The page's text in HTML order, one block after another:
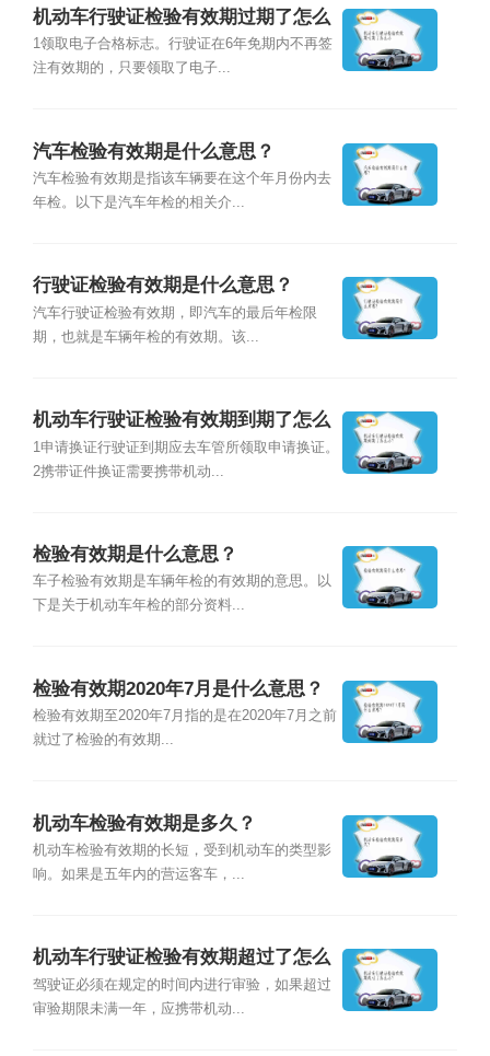
机动车行驶证检验有效期过期了怎么
办
1领取电子合格标志。行驶证在6年免期内不再签
注有效期的，只要领取了电子...
汽车检验有效期是什么意思？
汽车检验有效期是指该车辆要在这个年月份内去
年检。以下是汽车年检的相关介...
行驶证检验有效期是什么意思？
汽车行驶证检验有效期，即汽车的最后年检限
期，也就是车辆年检的有效期。该...
机动车行驶证检验有效期到期了怎么
办？
1申请换证行驶证到期应去车管所领取申请换证。
2携带证件换证需要携带机动...
检验有效期是什么意思？
车子检验有效期是车辆年检的有效期的意思。以
下是关于机动车年检的部分资料...
检验有效期2020年7月是什么意思？
检验有效期至2020年7月指的是在2020年7月之前
就过了检验的有效期...
机动车检验有效期是多久？
机动车检验有效期的长短，受到机动车的类型影
响。如果是五年内的营运客车，...
机动车行驶证检验有效期超过了怎么
办？
驾驶证必须在规定的时间内进行审验，如果超过
审验期限未满一年，应携带机动...